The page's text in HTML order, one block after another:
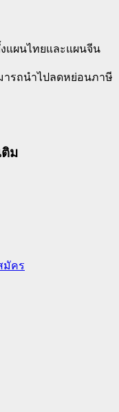
แผนไทยและแผนจีน
ารถนำไปลดหย่อนภาษี
ม
มัคร